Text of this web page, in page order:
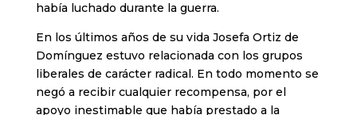
había luchado durante la guerra.
En los últimos años de su vida Josefa Ortiz de
Domínguez estuvo relacionada con los grupos
liberales de carácter radical. En todo momento se
negó a recibir cualquier recompensa, por el
apoyo inestimable que había prestado a la